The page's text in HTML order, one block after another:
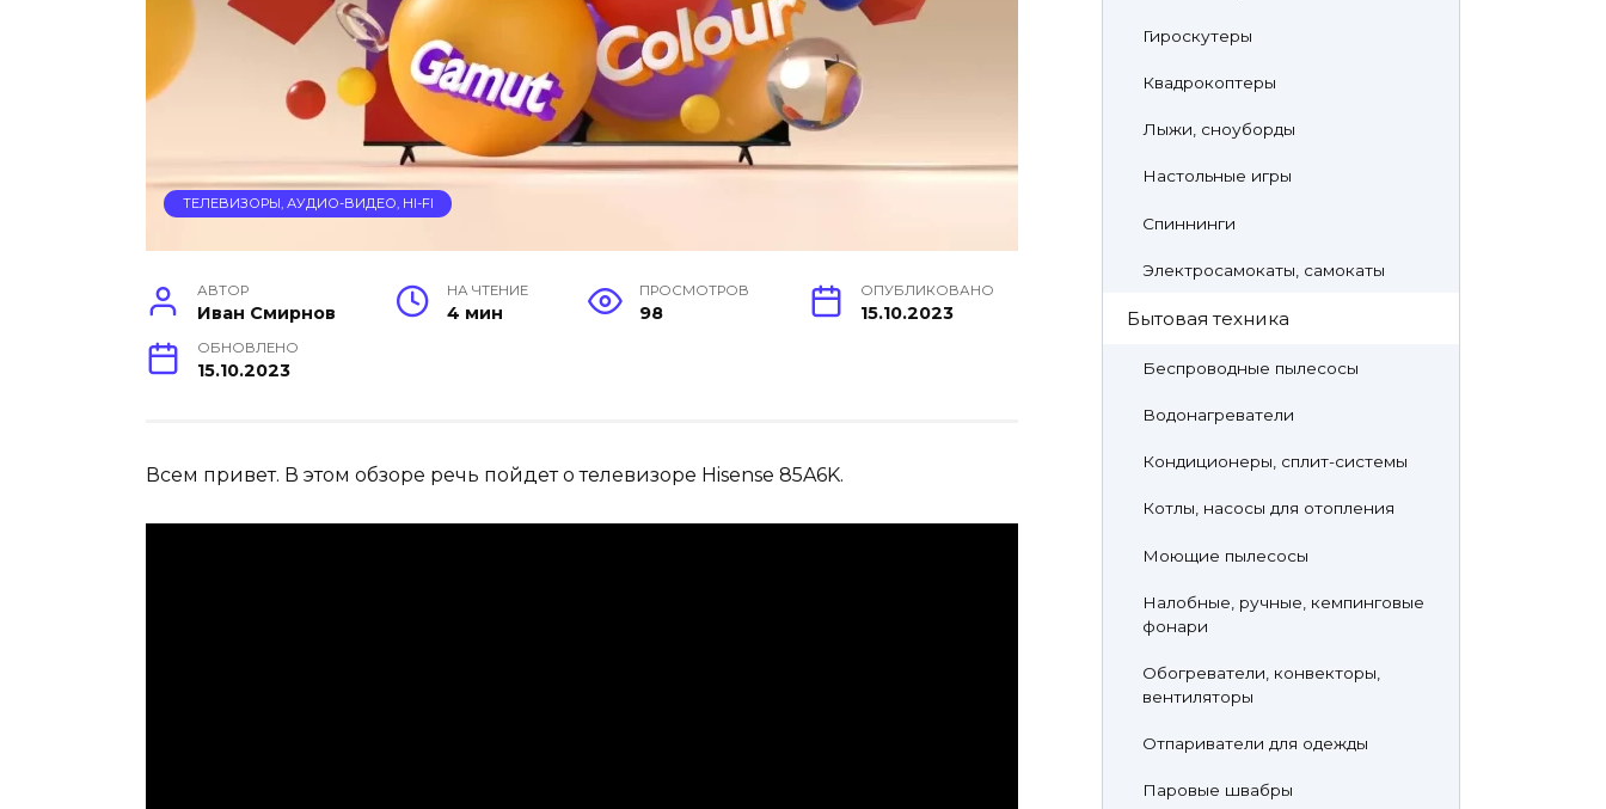
ТЕЛЕВИЗОРЫ, АУДИО-ВИДЕО, HI-FI
АВТОР
Иван Смирнов
НА ЧТЕНИЕ
4 мин
ПРОСМОТРОВ
98
ОПУБЛИКОВАНО
15.10.2023
ОБНОВЛЕНО
15.10.2023
Всем привет. В этом обзоре речь пойдет о телевизоре Hisense 85A6K.
Гироскутеры
Квадрокоптеры
Лыжи, сноуборды
Настольные игры
Спиннинги
Электросамокаты, самокаты
Бытовая техника
Беспроводные пылесосы
Водонагреватели
Кондиционеры, сплит-системы
Котлы, насосы для отопления
Моющие пылесосы
Налобные, ручные, кемпинговые
фонари
Обогреватели, конвекторы,
вентиляторы
Отпариватели для одежды
Паровые швабры